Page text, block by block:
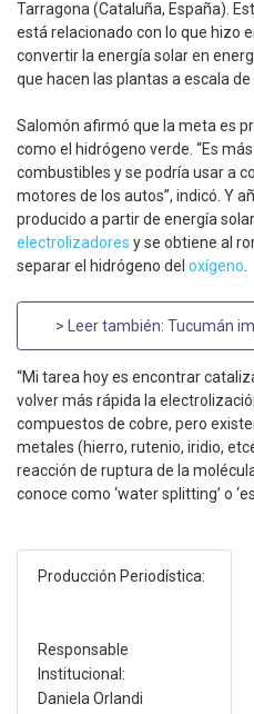
Tarragona (Cataluña, España).
está relacionado con lo que hizo
convertir la energía solar en
que hacen las plantas a escala de
Salomón afirmó que la meta es
como el hidrógeno verde. “Es
combustibles y se podría usar a
motores de los autos”, indicó. Y
producido a partir de energía
electrolizadores y se obtiene al
separar el hidrógeno del oxígeno
> Leer también: Tucumán
“Mi tarea hoy es encontrar
volver más rápida la
compuestos de cobre, pero
metales (hierro, rutenio, iridio,
reacción de ruptura de la
conoce como ‘water splitting’ o
Producción Periodística:
Responsable
Institucional:
Daniela Orlandi